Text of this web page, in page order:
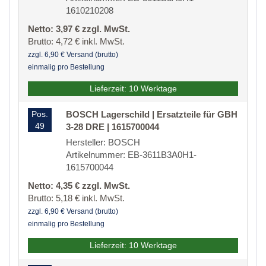
1610210208
Netto: 3,97 € zzgl. MwSt.
Brutto: 4,72 € inkl. MwSt.
zzgl. 6,90 € Versand (brutto)
einmalig pro Bestellung
Lieferzeit: 10 Werktage
Pos.
49
BOSCH Lagerschild | Ersatzteile für GBH
3-28 DRE | 1615700044
Hersteller: BOSCH
Artikelnummer: EB-3611B3A0H1-
1615700044
Netto: 4,35 € zzgl. MwSt.
Brutto: 5,18 € inkl. MwSt.
zzgl. 6,90 € Versand (brutto)
einmalig pro Bestellung
Lieferzeit: 10 Werktage